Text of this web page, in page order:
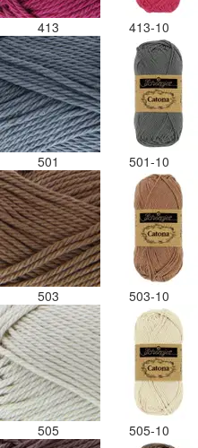
413 413-10
501 501-10
503 503-10
505 505-10